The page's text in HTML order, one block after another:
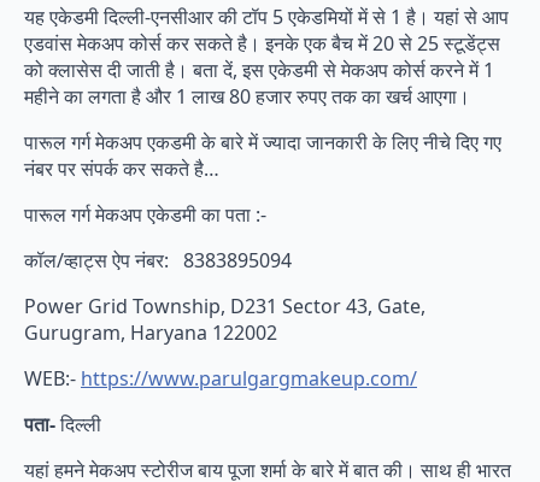
यह एकेडमी दिल्ली-एनसीआर की टॉप 5 एकेडमियों में से 1 है। यहां से आप
एडवांस मेकअप कोर्स कर सकते है। इनके एक बैच में 20 से 25 स्टूडेंट्स
को क्लासेस दी जाती है। बता दें, इस एकेडमी से मेकअप कोर्स करने में 1
महीने का लगता है और 1 लाख 80 हजार रुपए तक का खर्च आएगा।
पारूल गर्ग मेकअप एकडमी के बारे में ज्यादा जानकारी के लिए नीचे दिए गए
नंबर पर संपर्क कर सकते है…
पारूल गर्ग मेकअप एकेडमी का पता :-
कॉल/व्हाट्स ऐप नंबर: 8383895094
Power Grid Township, D231 Sector 43, Gate,
Gurugram, Haryana 122002
WEB:- https://www.parulgargmakeup.com/
पता-दिल्ली
यहां हमने मेकअप स्टोरीज बाय पूजा शर्मा के बारे में बात की। साथ ही भारत